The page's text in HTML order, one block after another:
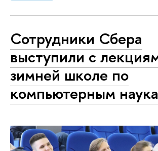
Сотрудники Сбера
выступили с
зимней школе по
компьютерным